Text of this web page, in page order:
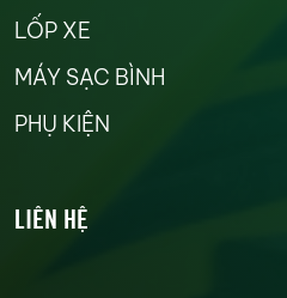
LỐP XE
MÁY SẠC BÌNH
PHỤ KIỆN
LIÊN HỆ